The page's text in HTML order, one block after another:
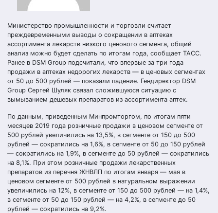
Министерство промышленности и торговли считает
преждевременными выводы о сокращении в аптеках
ассортимента лекарств низкого ценового сегмента, общий
анализ можно будет сделать по итогам года, сообщает ТАСС.
Ранее в DSM Group подсчитали, что впервые за три года
продажи в аптеках недорогих лекарств — в ценовых сегментах
от 50 до 500 рублей — показали падение. Гендиректор DSM
Group Сергей Шуляк связал сложившуюся ситуацию с
вымыванием дешевых препаратов из ассортимента аптек.
По данным, приведенным Минпромторгом, по итогам пяти
месяцев 2019 года розничные продажи в ценовом сегменте от
500 рублей увеличились на 13,5%, в сегменте от 150 до 500
рублей — сократились на 1,6%, в сегменте от 50 до 150 рублей
— сократились на 1,9%, в сегменте до 50 рублей — сократились
на 8,1%. При этом розничные продажи лекарственных
препаратов из перечня ЖНВЛП по итогам января — мая в
ценовом сегменте от 500 рублей в натуральном выражении
увеличились на 12%, в сегменте от 150 до 500 рублей — на 1,4%,
в сегменте от 50 до 150 рублей — на 4,2%, в сегменте до 50
рублей — сократились на 9,2%.